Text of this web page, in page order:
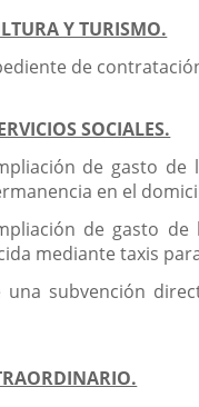
Y TURISMO.
de
SOCIALES.
de gasto de
en el
de gasto
mediante taxis
una subvención